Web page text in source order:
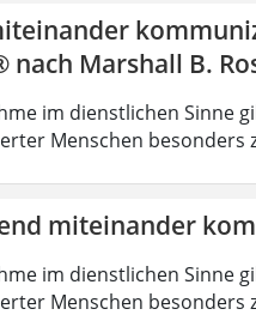
Marshall B.
im dienstlichen Sinne
Menschen besonders
miteinander
im dienstlichen Sinne
Menschen besonders